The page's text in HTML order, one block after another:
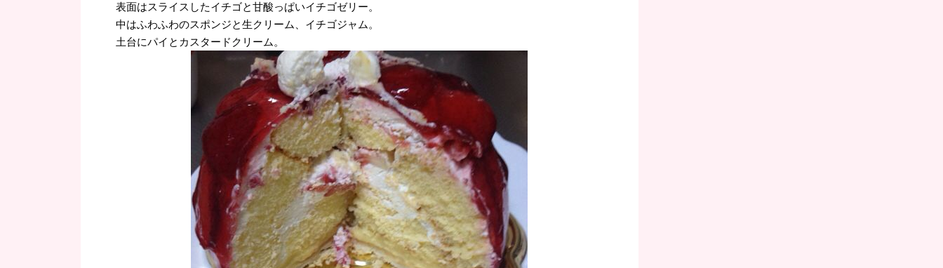
表面はスライスしたイチゴと甘酸っぱいイチゴゼリー。
中はふわふわのスポンジと生クリーム、イチゴジャム。
土台にパイとカスタードクリーム。